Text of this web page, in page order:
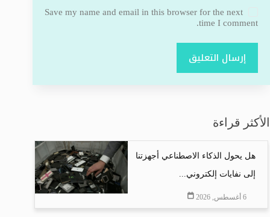
Save my name and email in this browser for the next
time I comment.
إرسال التعليق
الأكثر قراءة
هل يحول الذكاء الاصطناعي أجهزتنا
إلى نفايات إلكتروني...
6 أغسطس, 2026